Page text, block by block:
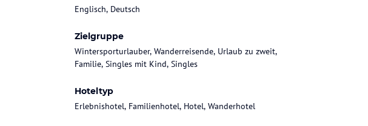
Englisch, Deutsch
Zielgruppe
Wintersporturlauber, Wanderreisende, Urlaub zu zweit,
Familie, Singles mit Kind, Singles
Hoteltyp
Erlebnishotel, Familienhotel, Hotel, Wanderhotel